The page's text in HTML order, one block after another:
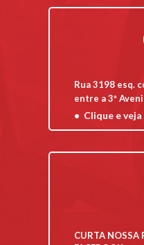
Rua 3198 esq.
entre a 3ª
Clique e
CURTA NOSSA